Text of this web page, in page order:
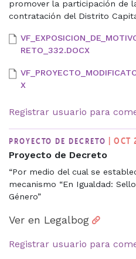
promover la participación de
contratación del Distrito
RETO_332.DOCX
X
Registrar usuario para
PROYECTO DE DECRETO | OCT
Proyecto de Decreto
“Por medio del cual se
mecanismo “En Igualdad:
Género”
Ver en Legalbog
Registrar usuario para